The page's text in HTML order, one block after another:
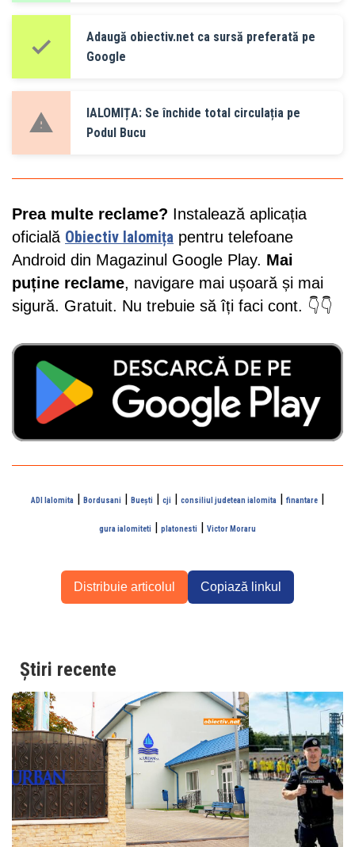
Adaugă obiectiv.net ca sursă preferată pe
Google
IALOMIȚA: Se închide total circulația pe
Podul Bucu
Prea multe reclame? Instalează aplicația
oficială Obiectiv Ialomița pentru telefoane
Android din Magazinul Google Play. Mai
puține reclame, navigare mai ușoară și mai
sigură. Gratuit. Nu trebuie să îți faci cont. 👇👇
ADI Ialomita | Bordusani | Buești | cji | consiliul judetean ialomita | finantare |
gura ialomiteti | platonesti | Victor Moraru
Distribuie articolul Copiază linkul
Știri recente